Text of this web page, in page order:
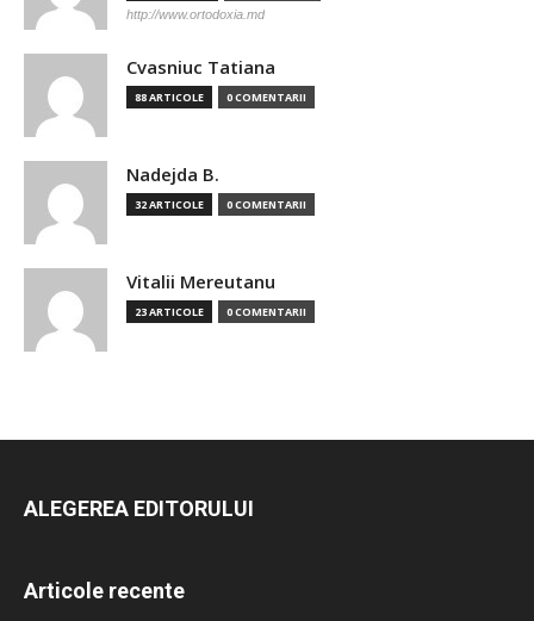
http://www.ortodoxia.md
Cvasniuc Tatiana
88 ARTICOLE 0 COMENTARII
Nadejda B.
32 ARTICOLE 0 COMENTARII
Vitalii Mereutanu
23 ARTICOLE 0 COMENTARII
ALEGEREA EDITORULUI
Articole recente